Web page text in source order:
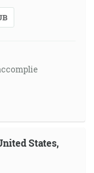
States,